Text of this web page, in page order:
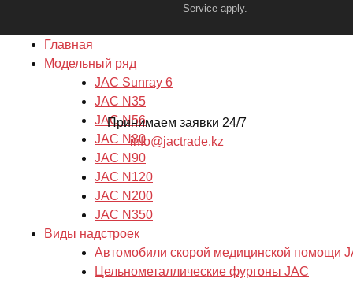
Service apply.
Главная
Модельный ряд
JAC Sunray 6
JAC N35
JAC N56
JAC N80
JAC N90
JAC N120
JAC N200
JAC N350
Виды надстроек
Автомобили скорой медицинской помощи
Цельнометаллические фургоны JAC
Принимаем заявки 24/7
info@jactrade.kz